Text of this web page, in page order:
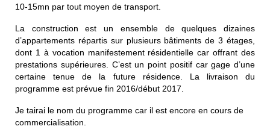
10-15mn par tout moyen de transport.
La construction est un ensemble de quelques dizaines
d’appartements répartis sur plusieurs bâtiments de 3 étages,
dont 1 à vocation manifestement résidentielle car offrant des
prestations supérieures. C’est un point positif car gage d’une
certaine tenue de la future résidence. La livraison du
programme est prévue fin 2016/début 2017.
Je tairai le nom du programme car il est encore en cours de
commercialisation.